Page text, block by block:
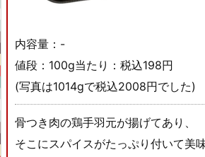
内容量：-
値段：100g当たり：税込198円
(写真は1014gで税込2008円でした)
骨つき肉の鶏手羽元が揚げてあり、
そこにスパイスがたっぷり付いて美